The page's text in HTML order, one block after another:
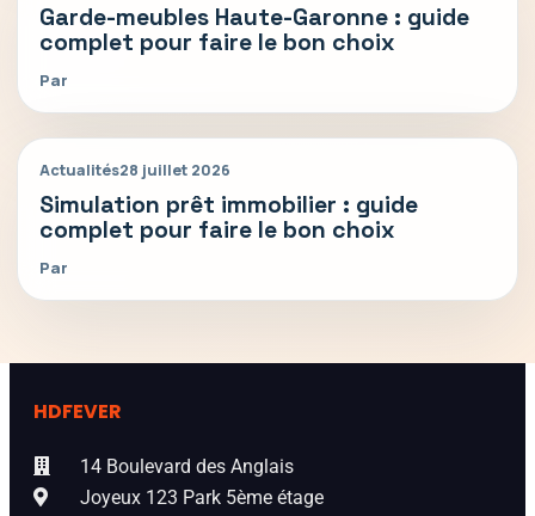
Garde-meubles Haute-Garonne : guide
complet pour faire le bon choix
Par
Actualités28 juillet 2026
Simulation prêt immobilier : guide
complet pour faire le bon choix
Par
HDFEVER
14 Boulevard des Anglais
Joyeux 123 Park 5ème étage